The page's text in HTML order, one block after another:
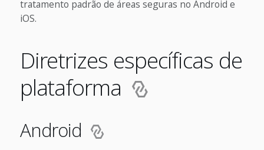
tratamento padrão de áreas seguras no Android e
iOS.
Diretrizes específicas de
plataforma
Android